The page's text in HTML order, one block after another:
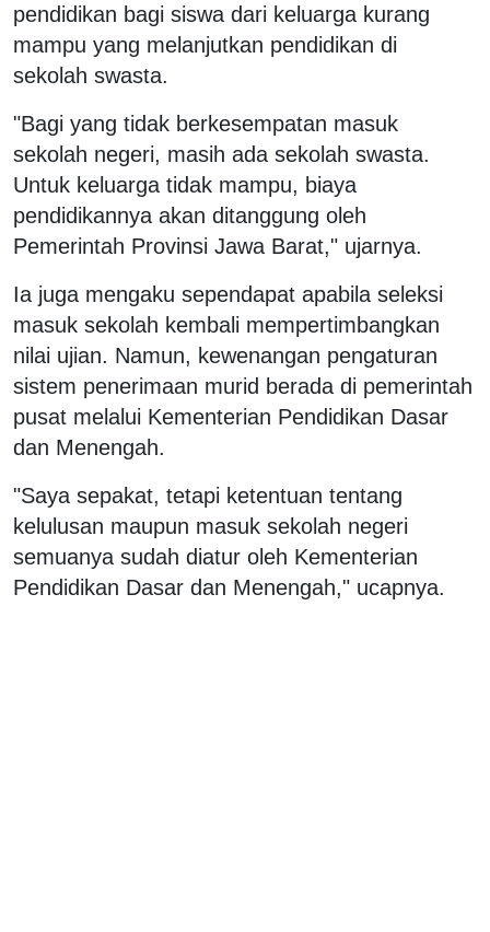
pendidikan bagi siswa dari keluarga kurang
mampu yang melanjutkan pendidikan di
sekolah swasta.
"Bagi yang tidak berkesempatan masuk
sekolah negeri, masih ada sekolah swasta.
Untuk keluarga tidak mampu, biaya
pendidikannya akan ditanggung oleh
Pemerintah Provinsi Jawa Barat," ujarnya.
Ia juga mengaku sependapat apabila seleksi
masuk sekolah kembali mempertimbangkan
nilai ujian. Namun, kewenangan pengaturan
sistem penerimaan murid berada di pemerintah
pusat melalui Kementerian Pendidikan Dasar
dan Menengah.
"Saya sepakat, tetapi ketentuan tentang
kelulusan maupun masuk sekolah negeri
semuanya sudah diatur oleh Kementerian
Pendidikan Dasar dan Menengah," ucapnya.